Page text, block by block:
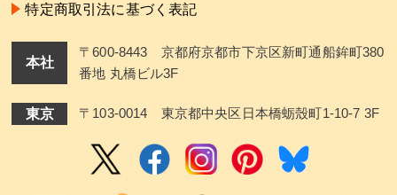
特定商取引法に基づく表記
本社
〒600-8443 京都府京都市下京区新町通船鉾町380
番地 丸橋ビル3F
東京 〒103-0014 東京都中央区日本橋蛎殼町1-10-7 3F